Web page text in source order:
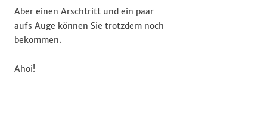
Aber einen Arschtritt und ein paar
aufs Auge können Sie trotzdem noch
bekommen.
Ahoi!